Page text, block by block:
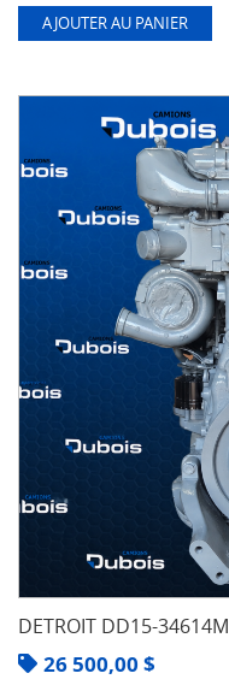
AJOUTER AU PANIER
DETROIT DD15-34614M
26 500,00 $